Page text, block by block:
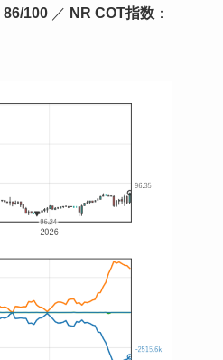
86/100 ／ NR COT指数 ：